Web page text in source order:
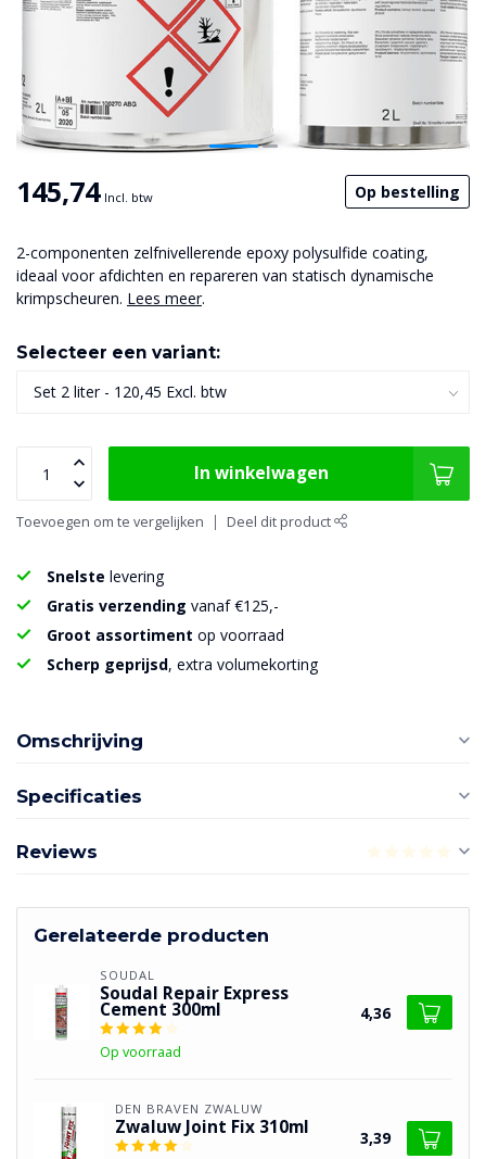
145,74 Incl. btw Op bestelling
2-componenten zelfnivellerende epoxy polysulfide coating,
ideaal voor afdichten en repareren van statisch dynamische
krimpscheuren. Lees meer.
Selecteer een variant:
In winkelwagen
Toevoegen om te vergelijken Deel dit product
Snelste levering
Gratis verzending vanaf €125,-
Groot assortiment op voorraad
Scherp geprijsd, extra volumekorting
Omschrijving
Specificaties
Reviews
Gerelateerde producten
SOUDAL
Soudal Repair Express
Cement 300ml
Op voorraad
4,36
DEN BRAVEN ZWALUW
Zwaluw Joint Fix 310ml 3,39